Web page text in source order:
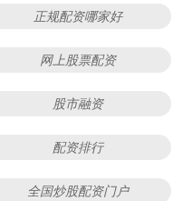
正规配资哪家好
网上股票配资
股市融资
配资排行
全国炒股配资门户